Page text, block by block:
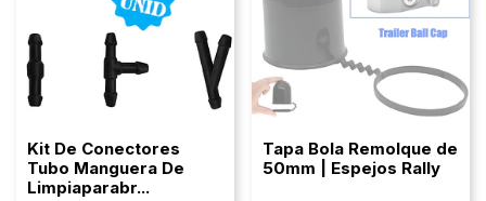
Kit De Conectores
Tubo Manguera De
Limpiaparabr...
Tapa Bola Remolque de
50mm | Espejos Rally